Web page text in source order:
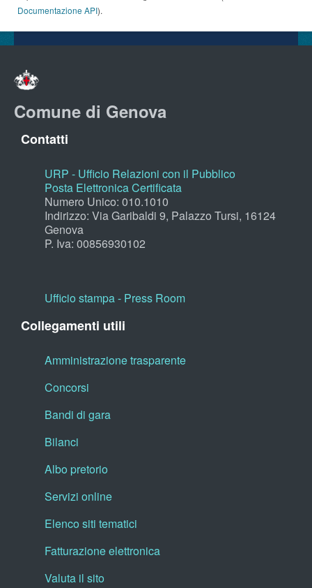
Documentazione API).
Comune di Genova
Contatti
URP - Ufficio Relazioni con il Pubblico
Posta Elettronica Certificata
Numero Unico: 010.1010
Indirizzo: Via Garibaldi 9, Palazzo Tursi, 16124
Genova
P. Iva: 00856930102
Ufficio stampa - Press Room
Collegamenti utili
Amministrazione trasparente
Concorsi
Bandi di gara
Bilanci
Albo pretorio
Servizi online
Elenco siti tematici
Fatturazione elettronica
Valuta il sito